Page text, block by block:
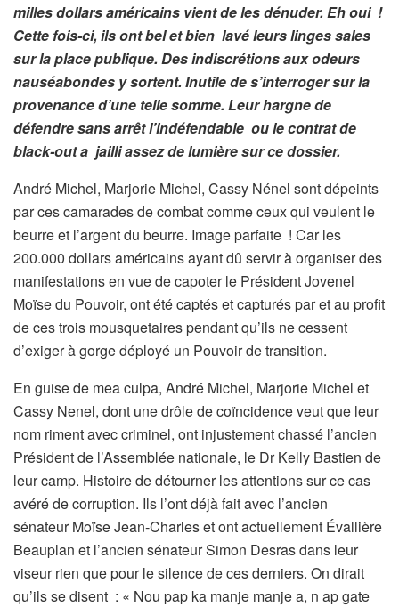
milles dollars américains vient de les dénuder. Eh oui !
Cette fois-ci, ils ont bel et bien lavé leurs linges sales
sur la place publique. Des indiscrétions aux odeurs
nauséabondes y sortent. Inutile de s’interroger sur la
provenance d’une telle somme. Leur hargne de
défendre sans arrêt l’indéfendable ou le contrat de
black-out a jailli assez de lumière sur ce dossier.
André Michel, Marjorie Michel, Cassy Nénel sont dépeints
par ces camarades de combat comme ceux qui veulent le
beurre et l’argent du beurre. Image parfaite ! Car les
200.000 dollars américains ayant dû servir à organiser des
manifestations en vue de capoter le Président Jovenel
Moïse du Pouvoir, ont été captés et capturés par et au profit
de ces trois mousquetaires pendant qu’ils ne cessent
d’exiger à gorge déployé un Pouvoir de transition.
En guise de mea culpa, André Michel, Marjorie Michel et
Cassy Nenel, dont une drôle de coïncidence veut que leur
nom riment avec criminel, ont injustement chassé l’ancien
Président de l’Assemblée nationale, le Dr Kelly Bastien de
leur camp. Histoire de détourner les attentions sur ce cas
avéré de corruption. Ils l’ont déjà fait avec l’ancien
sénateur Moïse Jean-Charles et ont actuellement Évallière
Beauplan et l’ancien sénateur Simon Desras dans leur
viseur rien que pour le silence de ces derniers. On dirait
qu’ils se disent : « Nou pap ka manje manje a, n ap gate